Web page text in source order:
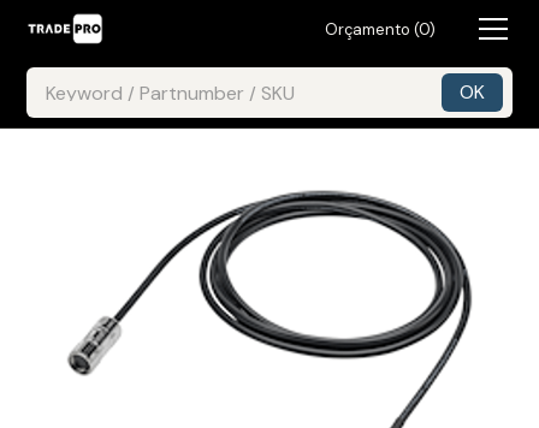
Orçamento (0)